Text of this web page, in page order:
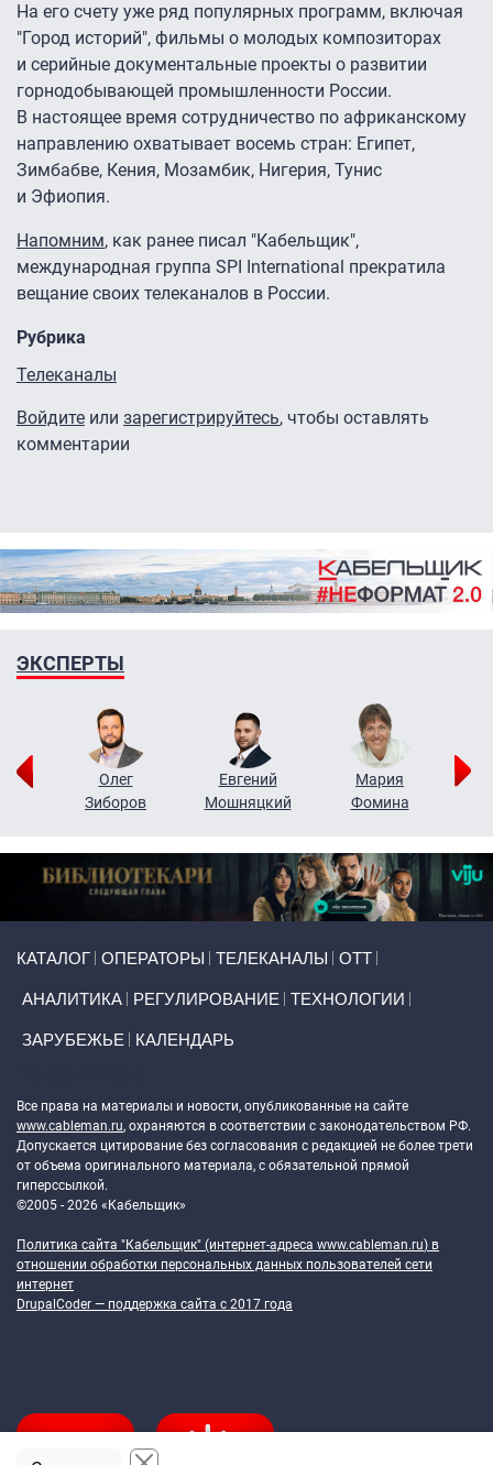
На его счету уже ряд популярных программ, включая
"Город историй", фильмы о молодых композиторах
и серийные документальные проекты о развитии
горнодобывающей промышленности России.
В настоящее время сотрудничество по африканскому
направлению охватывает восемь стран: Египет,
Зимбабве, Кения, Мозамбик, Нигерия, Тунис
и Эфиопия.
Напомним, как ранее писал "Кабельщик",
международная группа SPI International прекратила
вещание своих телеканалов в России.
Рубрика
Телеканалы
Войдите или зарегистрируйтесь, чтобы оставлять
комментарии
ЭКСПЕРТЫ
Олег
Зиборов
Евгений
Мошняцкий
Мария
Фомина
КАТАЛОГ ОПЕРАТОРЫ ТЕЛЕКАНАЛЫ ОТТ
АНАЛИТИКА РЕГУЛИРОВАНИЕ ТЕХНОЛОГИИ
ЗАРУБЕЖЬЕ КАЛЕНДАРЬ
Все права на материалы и новости, опубликованные на сайте
www.cableman.ru, охраняются в соответствии с законодательством РФ.
Допускается цитирование без согласования с редакцией не более трети
от объема оригинального материала, с обязательной прямой
гиперссылкой.
©2005 - 2026 «Кабельщик»
Политика сайта "Кабельщик" (интернет-адреса www.cableman.ru) в
отношении обработки персональных данных пользователей сети
интернет
DrupalCoder — поддержка сайта c 2017 года